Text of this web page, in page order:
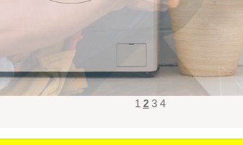
1 2 3 4